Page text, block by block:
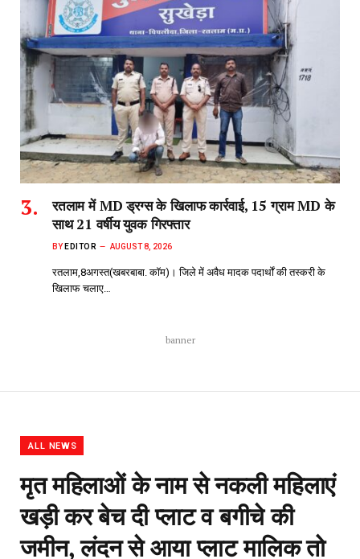
रतलाम में MD ड्रग्स के खिलाफ कार्रवाई, 15 ग्राम MD के
साथ 21 वर्षीय युवक गिरफ्तार
BY EDITOR AUGUST 8, 2026
रतलाम,8अगस्त(खबरबाबा. कॉम)। जिले में अवैध मादक पदार्थों की तस्करी के
खिलाफ चलाए…
banner
ALL NEWS
मृत महिलाओं के नाम से नकली महिलाएं
खड़ी कर बेच दी प्लाट व बगीचे की
जमीन, लंदन से आया प्लाट मालिक तो